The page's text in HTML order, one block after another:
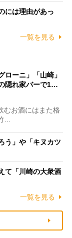
には理由があっ
一覧を見る
ローニ」「山崎」
隠れ家バーで1…
むお酒にはまた格
…
う」や「キヌカツ
て「川崎の大衆酒
一覧を見る